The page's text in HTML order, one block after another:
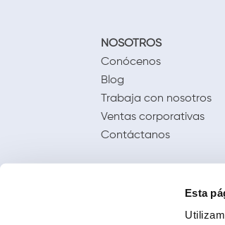
Esta
NOSOTROS
Conócenos
Blog
Trabaja con nosotros
Ventas corporativas
Contáctanos